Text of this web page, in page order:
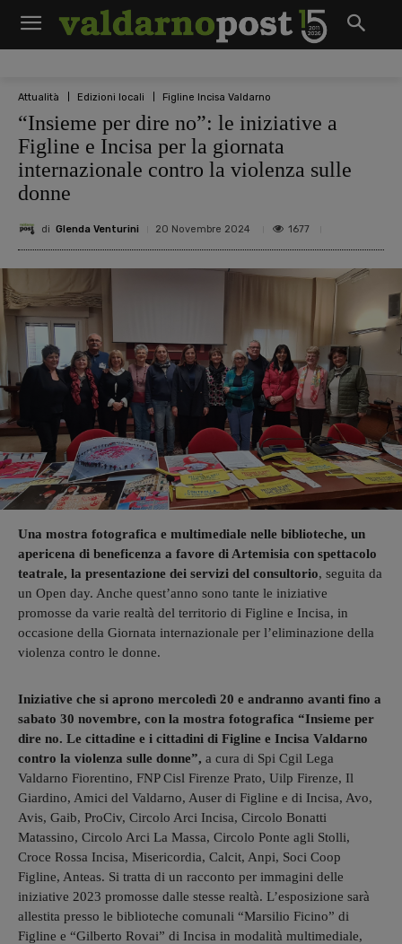
Attualità Edizioni locali Figline Incisa Valdarno
“Insieme per dire no”: le iniziative a
Figline e Incisa per la giornata
internazionale contro la violenza sulle
donne
di Glenda Venturini 20 Novembre 2024 1677
Una mostra fotografica e multimediale nelle biblioteche, un
apericena di beneficenza a favore di Artemisia con spettacolo
teatrale, la presentazione dei servizi del consultorio, seguita da
un Open day. Anche quest’anno sono tante le iniziative
promosse da varie realtà del territorio di Figline e Incisa, in
occasione della Giornata internazionale per l’eliminazione della
violenza contro le donne.
Iniziative che si aprono mercoledì 20 e andranno avanti fino a
sabato 30 novembre, con la mostra fotografica “Insieme per
dire no. Le cittadine e i cittadini di Figline e Incisa Valdarno
contro la violenza sulle donne”, a cura di Spi Cgil Lega
Valdarno Fiorentino, FNP Cisl Firenze Prato, Uilp Firenze, Il
Giardino, Amici del Valdarno, Auser di Figline e di Incisa, Avo,
Avis, Gaib, ProCiv, Circolo Arci Incisa, Circolo Bonatti
Matassino, Circolo Arci La Massa, Circolo Ponte agli Stolli,
Croce Rossa Incisa, Misericordia, Calcit, Anpi, Soci Coop
Figline, Anteas. Si tratta di un racconto per immagini delle
iniziative 2023 promosse dalle stesse realtà. L’esposizione sarà
allestita presso le biblioteche comunali “Marsilio Ficino” di
Figline e “Gilberto Rovai” di Incisa in modalità multimediale,